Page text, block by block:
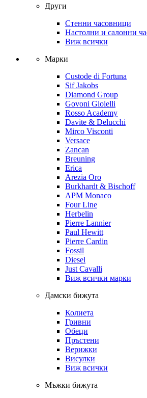
Други
Стенни часовници
Настолни и салонни
Виж всички
Марки
Custode di Fortuna
Sif Jakobs
Diamond Group
Govoni Gioielli
Rosso Academy
Davite & Delucchi
Mirco Visconti
Versace
Zancan
Breuning
Erica
Arezia Oro
Burkhardt & Bischoff
APM Monaco
Four Line
Herbelin
Pierre Lannier
Paul Hewitt
Pierre Cardin
Fossil
Diesel
Just Cavalli
Виж всички марки
Дамски бижута
Колиета
Гривни
Обеци
Пръстени
Верижки
Висулки
Виж всички
Мъжки бижута